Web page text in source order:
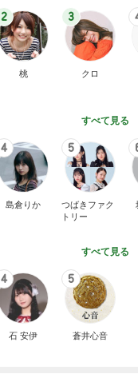
2
桃
3
クロ
すべて見る
4
島倉りか
5
つばきファク
トリー
すべて見る
4
石 安伊
5
蒼井心音